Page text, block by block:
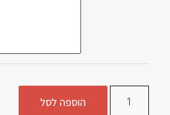
הוספה לסל